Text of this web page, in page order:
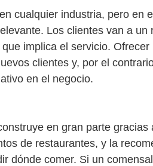
cualquier industria, pero en
Los clientes van a un
implica el servicio.
clientes y, por el
en el negocio.
en gran parte gracias
de restaurantes, y la
dónde comer. Si un